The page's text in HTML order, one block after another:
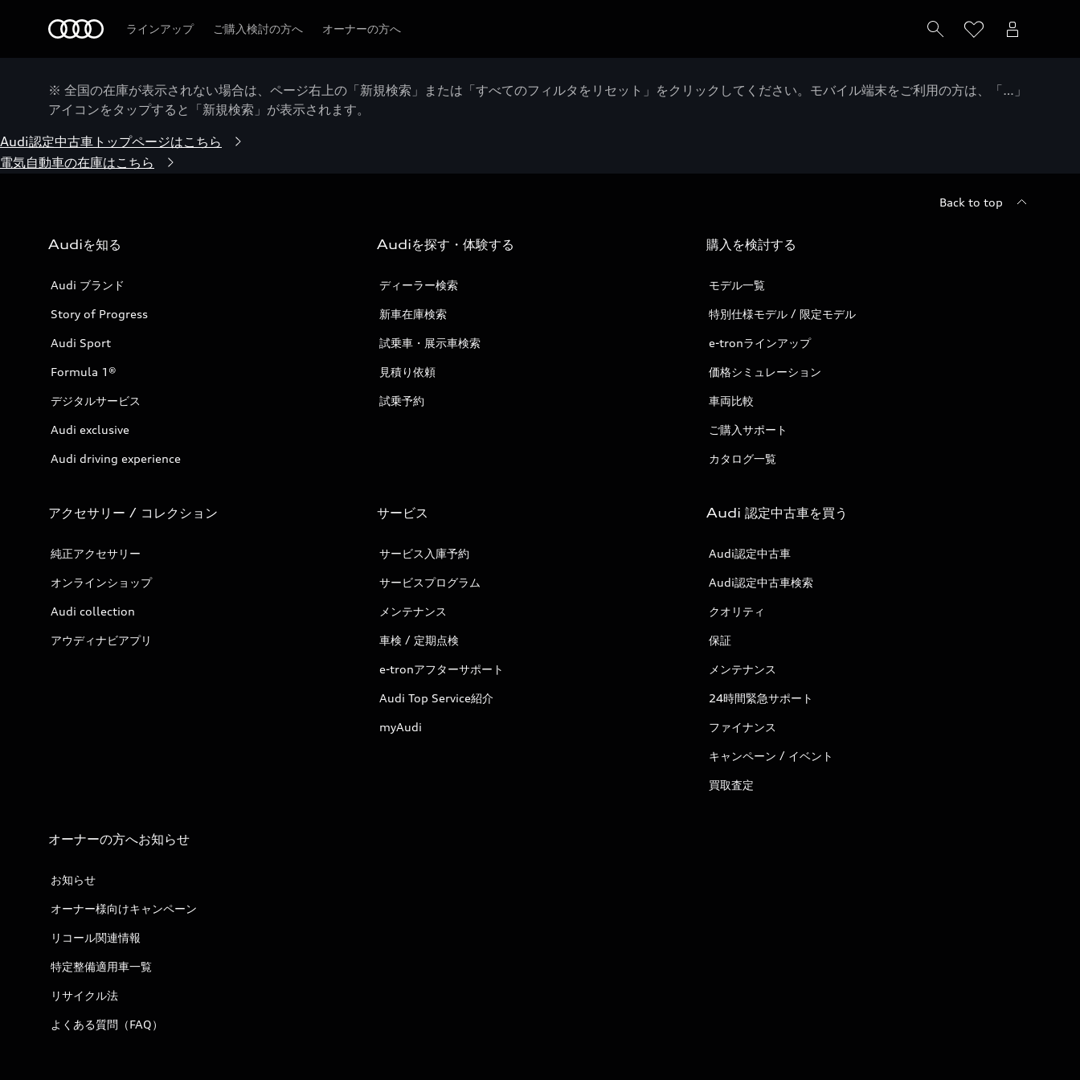
ラインアップ ご購入検討の方へ オーナーの方へ
※ 全国の在庫が表示されない場合は、ページ右上の「新規検索」または「すべてのフィルタをリセット」をクリックしてください。モバイル端末をご利用の方は、「…」
アイコンをタップすると「新規検索」が表示されます。
Audi認定中古車トップページはこちら
電気自動車の在庫はこちら
Back to top
Audiを知る
Audi ブランド
Story of Progress
Audi Sport
Formula 1®
デジタルサービス
Audi exclusive
Audi driving experience
Audiを探す・体験する
ディーラー検索
新車在庫検索
試乗車・展示車検索
見積り依頼
試乗予約
購入を検討する
モデル一覧
特別仕様モデル / 限定モデル
e-tronラインアップ
価格シミュレーション
車両比較
ご購入サポート
カタログ一覧
アクセサリー / コレクション
純正アクセサリー
オンラインショップ
Audi collection
アウディナビアプリ
サービス
サービス入庫予約
サービスプログラム
メンテナンス
車検 / 定期点検
e-tronアフターサポート
Audi Top Service紹介
myAudi
Audi 認定中古車を買う
Audi認定中古車
Audi認定中古車検索
クオリティ
保証
メンテナンス
24時間緊急サポート
ファイナンス
キャンペーン / イベント
買取査定
オーナーの方へお知らせ
お知らせ
オーナー様向けキャンペーン
リコール関連情報
特定整備適用車一覧
リサイクル法
よくある質問（FAQ）